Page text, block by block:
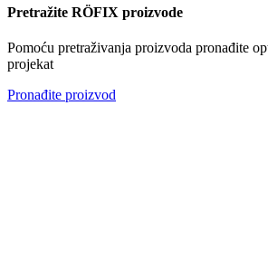
Pretražite RÖFIX proizvode
Pomoću pretraživanja proizvoda pronađite
projekat
Pronađite proizvod